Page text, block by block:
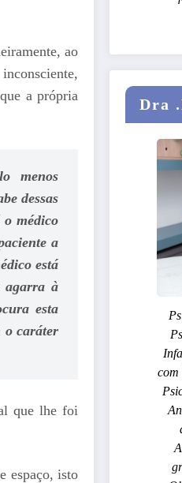
ao
a própria
menos
dessas
médico
a
está
agarra à
esta
o caráter
que lhe foi
espaço, isto
Dra
com